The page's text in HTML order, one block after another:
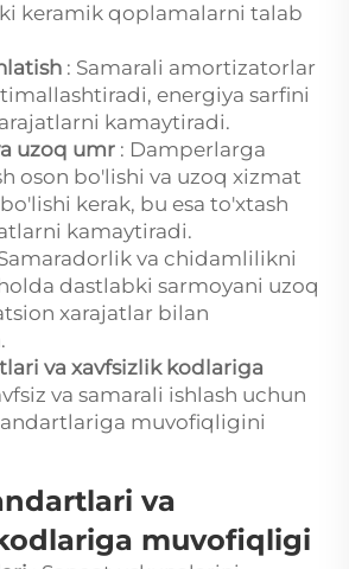
keramik qoplamalarni talab
: Samarali amortizatorlar
energiya sarfini
kamaytiradi.
uzoq umr : Damperlarga
oson bo'lishi va uzoq xizmat
kerak, bu esa to'xtash
kamaytiradi.
va chidamlilikni
dastlabki sarmoyani uzoq
xarajatlar bilan
va xavfsizlik kodlariga
va samarali ishlash uchun
muvofiqligini
va
muvofiqligi